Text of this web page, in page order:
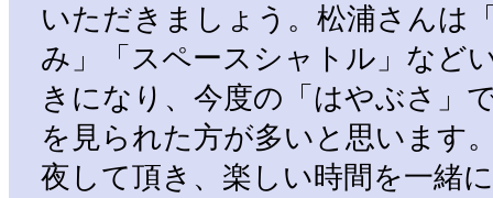
いただきましょう。松浦さんは
み」「スペースシャトル」など
きになり、今度の「はやぶさ」
を見られた方が多いと思います
夜して頂き、楽しい時間を一緒